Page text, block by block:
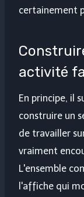
certainement
activité
En principe, il
construire un
de travailler
vraiment
L'ensemble
l'affiche qui